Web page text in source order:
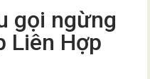
gọi ngừng
Liên Hợp